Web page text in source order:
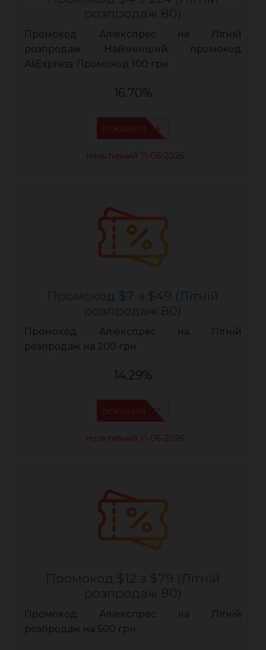
розпродаж 80)
Промокод Аліекспрес на Літній
розпродаж. Найменший промокод
AliExpress. Промокод 100 грн
16.70%
LR04
ПОКАЗАТИ
Неактивний 11-06-2026
Промокод $7 з $49 (Літній
розпродаж 80)
Промокод Аліекспрес на Літній
розпродаж на 200 грн
14.29%
LR07
ПОКАЗАТИ
Неактивний 11-06-2026
Промокод $12 з $79 (Літній
розпродаж 80)
Промокод Аліекспрес на Літній
розпродаж на 500 грн